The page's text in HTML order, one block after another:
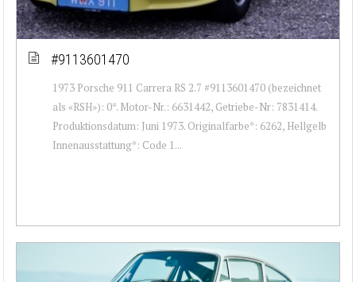
#9113601470
1973 Porsche 911 Carrera RS 2.7 #9113601470 (bezeichnet
als «RSH»): 0*. Motor-Nr.: 6631442, Getriebe-Nr: 7831414.
Produktionsdatum: Juni 1973. Originalfarbe*: 6262, Hellgelb
Innenausstattung*: Code 1...